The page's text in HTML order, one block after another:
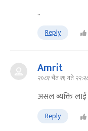
..
Reply
Amrit
२०८१ चैत ११ गते
असल ब्यक्ति
Reply